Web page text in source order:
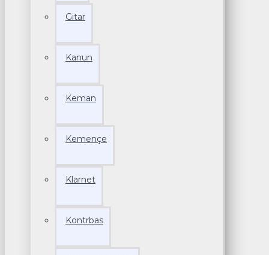
Gitar
Kanun
Keman
Kemençe
Klarnet
Kontrbas